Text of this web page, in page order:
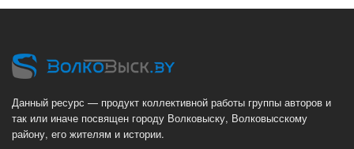
Данный ресурс — продукт коллективной работы группы авторов и
так или иначе посвящен городу Волковыску, Волковысскому
району, его жителям и истории.